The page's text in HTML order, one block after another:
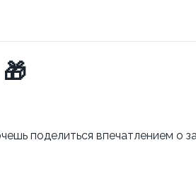
поделиться впечатлением о